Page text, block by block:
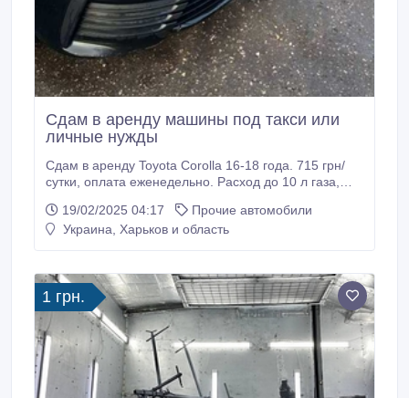
Сдам в аренду машины под такси или
личные нужды
Сдам в аренду Toyota Corolla 16-18 года. 715 грн/
сутки, оплата еженедельно. Расход до 10 л газа,
Обслуживание за мой счет, на моем СТО.
Долгосрочная аренда одному водителю.
19/02/2025 04:17
Прочие автомобили
Украина, Харьков и область
1 грн.